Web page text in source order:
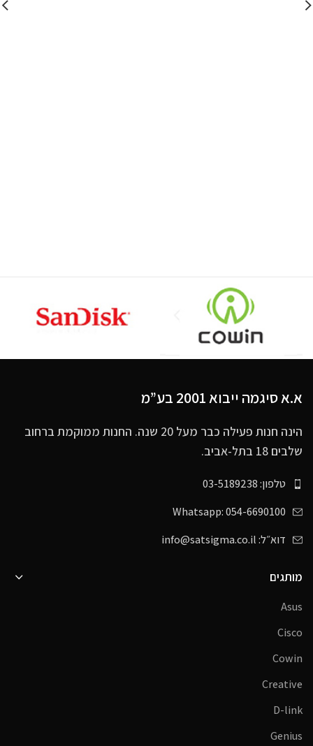
א.א סיגמה ייבוא 2001 בע”מ
הינה חנות פעילה כבר מעל 20 שנה. החנות ממוקמת ברחוב
שלבים 18 בתל-אביב.
טלפון: 03-5189238
Whatsapp: 054-6690100
דוא״ל: info@satsigma.co.il
מותגים
Asus
Cisco
Cowin
Creative
D-link
Genius